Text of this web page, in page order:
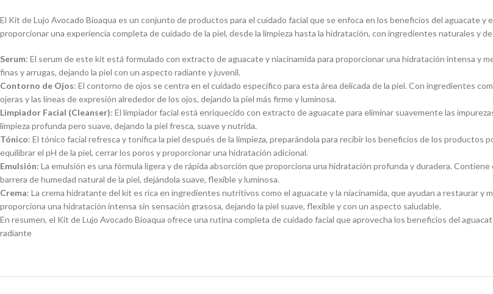
El Kit de Lujo Avocado Bioaqua es un conjunto de productos para el cuidado facial que se enfoca en los beneficios del aguacate
proporcionar una experiencia completa de cuidado de la piel, desde la limpieza hasta la hidratación, con ingredientes naturales y de
Serum: El serum de este kit está formulado con extracto de aguacate y niacinamida para proporcionar una hidratación intensa y
finas y arrugas, dejando la piel con un aspecto radiante y juvenil.
Contorno de Ojos: El contorno de ojos se centra en el cuidado específico para esta área delicada de la piel. Con ingredientes
ojeras y las líneas de expresión alrededor de los ojos, dejando la piel más firme y luminosa.
Limpiador Facial (Cleanser): El limpiador facial está enriquecido con extracto de aguacate para eliminar suavemente las
limpieza profunda pero suave, dejando la piel fresca, suave y nutrida.
Tónico: El tónico facial refresca y tonifica la piel después de la limpieza, preparándola para recibir los beneficios de los productos
equilibrar el pH de la piel, cerrar los poros y proporcionar una hidratación adicional.
Emulsión: La emulsión es una fórmula ligera y de rápida absorción que proporciona una hidratación profunda y duradera.
barrera de humedad natural de la piel, dejándola suave, flexible y luminosa.
Crema: La crema hidratante del kit es rica en ingredientes nutritivos como el aguacate y la niacinamida, que ayudan a restaurar y
proporciona una hidratación intensa sin sensación grasosa, dejando la piel suave, flexible y con un aspecto saludable.
En resumen, el Kit de Lujo Avocado Bioaqua ofrece una rutina completa de cuidado facial que aprovecha los beneficios del
radiante